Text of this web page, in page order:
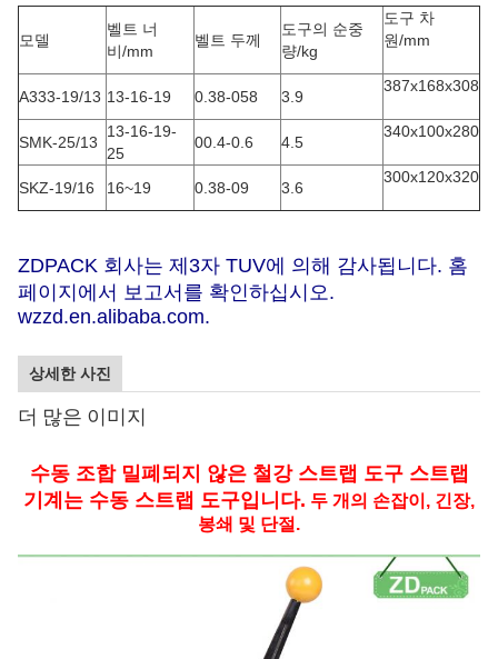
모델
벨트 너
비/mm
벨트 두께
도구의 순중
량/kg
도구 차
원/mm
A333-19/13 13-16-19 0.38-058 3.9
387x168x308
SMK-25/13
13-16-19-
25
00.4-0.6 4.5
340x100x280
SKZ-19/16 16~19 0.38-09 3.6
300x120x320
ZDPACK 회사는 제3자 TUV에 의해 감사됩니다. 홈
페이지에서 보고서를 확인하십시오.
wzzd.en.alibaba.com.
상세한 사진
더 많은 이미지
수동 조합 밀폐되지 않은 철강 스트랩 도구 스트랩
기계는 수동 스트랩 도구입니다. 두 개의 손잡이, 긴장,
봉쇄 및 단절.